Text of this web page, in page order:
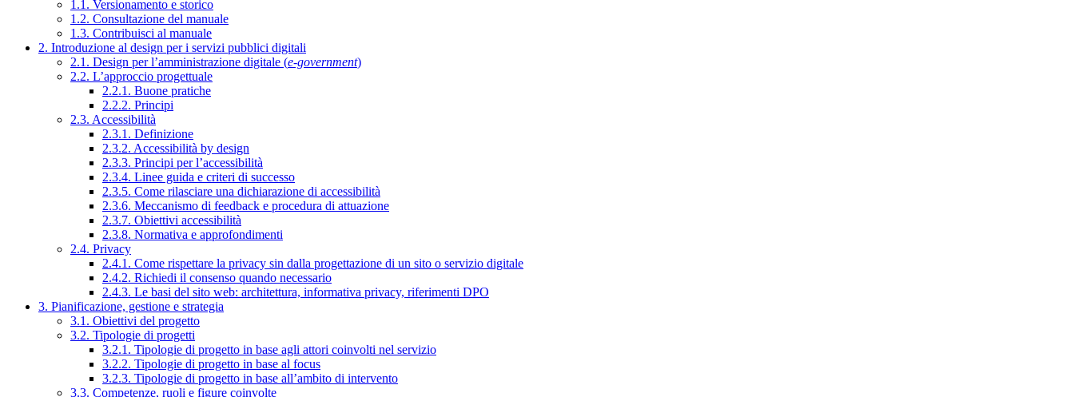
1.1. Versionamento e storico
1.2. Consultazione del manuale
1.3. Contribuisci al manuale
2. Introduzione al design per i servizi pubblici digitali
2.1. Design per l’amministrazione digitale (e-government)
2.2. L’approccio progettuale
2.2.1. Buone pratiche
2.2.2. Principi
2.3. Accessibilità
2.3.1. Definizione
2.3.2. Accessibilità by design
2.3.3. Principi per l’accessibilità
2.3.4. Linee guida e criteri di successo
2.3.5. Come rilasciare una dichiarazione di accessibilità
2.3.6. Meccanismo di feedback e procedura di attuazione
2.3.7. Obiettivi accessibilità
2.3.8. Normativa e approfondimenti
2.4. Privacy
2.4.1. Come rispettare la privacy sin dalla progettazione di un sito o servizio digitale
2.4.2. Richiedi il consenso quando necessario
2.4.3. Le basi del sito web: architettura, informativa privacy, riferimenti DPO
3. Pianificazione, gestione e strategia
3.1. Obiettivi del progetto
3.2. Tipologie di progetti
3.2.1. Tipologie di progetto in base agli attori coinvolti nel servizio
3.2.2. Tipologie di progetto in base al focus
3.2.3. Tipologie di progetto in base all’ambito di intervento
3.3. Competenze, ruoli e figure coinvolte